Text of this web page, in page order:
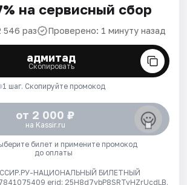
на сервисный сбор
546 раз Проверено: 1 минуту назад
адмитад
Скопировать
1 шаг. Скопируйте промокод
от 2 000 ₽
на Kassir.ru
билет и примените промокод
до оплаты
НАЦИОНАЛЬНЫЙ БИЛЕТНЫЙ
erid: 25H8d7vbP8SRTvHZrUcdLB.